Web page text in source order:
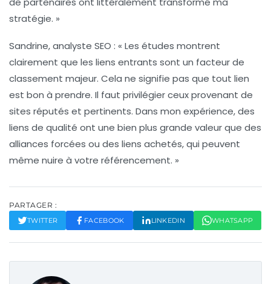
stratégie. »
Sandrine, analyste SEO : « Les études montrent
clairement que les liens entrants sont un facteur de
classement majeur. Cela ne signifie pas que tout lien
est bon à prendre. Il faut privilégier ceux provenant de
sites réputés et pertinents. Dans mon expérience, des
liens de qualité ont une bien plus grande valeur que des
alliances forcées ou des liens achetés, qui peuvent
même nuire à votre référencement. »
PARTAGER :
TWITTER FACEBOOK LINKEDIN WHATSAPP